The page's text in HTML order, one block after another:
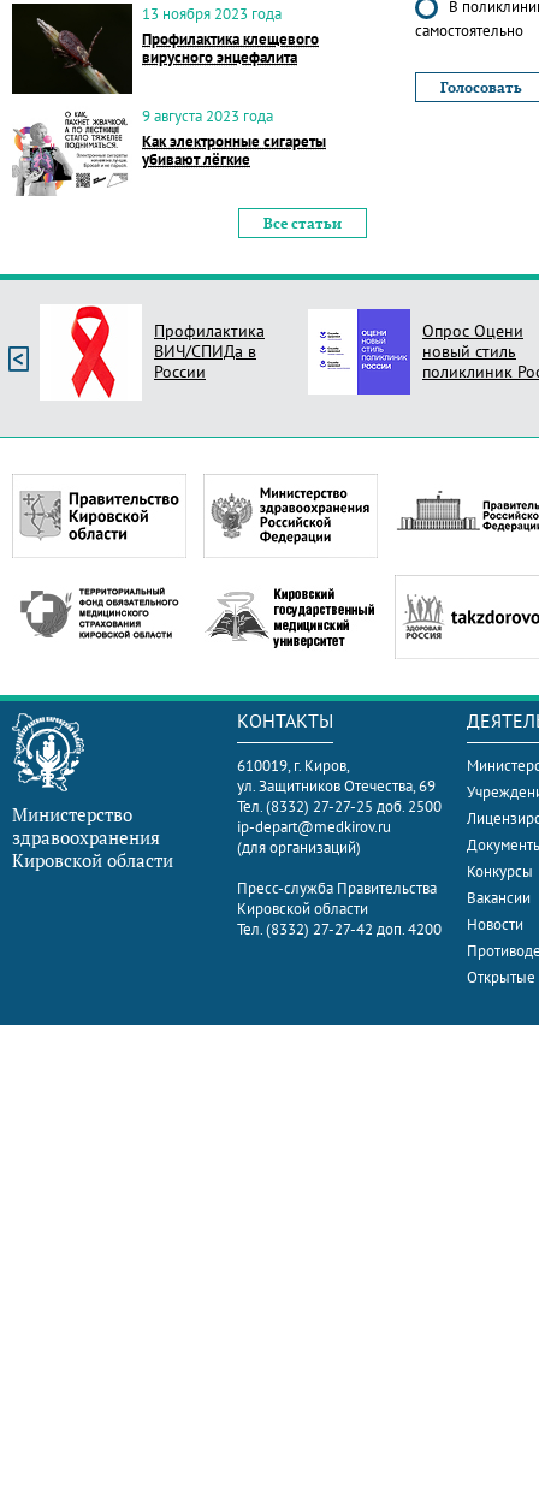
13 ноября 2023 года
Профилактика клещевого
вирусного энцефалита
9 августа 2023 года
Как электронные сигареты
убивают лёгкие
Все статьи
В
самостоятельно
Профилактика
ВИЧ/СПИДа в
России
Опрос Оцени
новый стиль
поликлиник
Министерство
здравоохранения
Кировской области
КОНТАКТЫ
610019, г. Киров,
ул. Защитников Отечества, 69
Тел. (8332) 27-27-25 доб. 2500
ip-depart@medkirov.ru
(для организаций)
Пресс-служба Правительства
Кировской области
Тел. (8332) 27-27-42 доп. 4200
Конкурсы
Вакансии
Новости